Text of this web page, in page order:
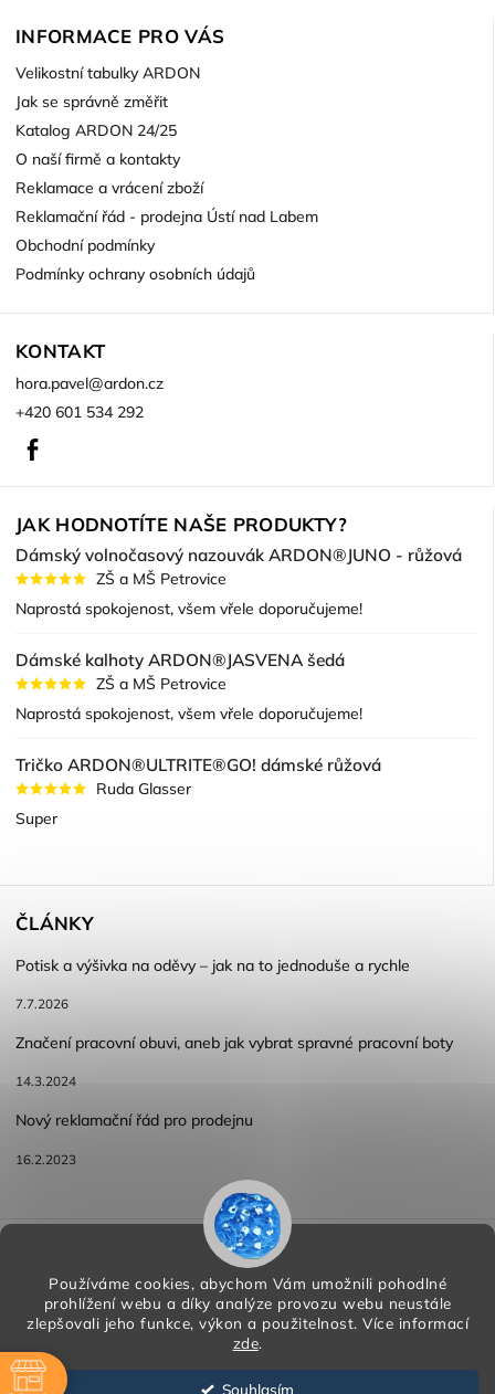
Používáme cookies, abychom Vám umožnili pohodlné
prohlížení webu a díky analýze provozu webu neustále
zlepšovali jeho funkce, výkon a použitelnost. Více informací
zde.
Souhlasím
INFORMACE PRO VÁS
Velikostní tabulky ARDON
Jak se správně změřit
Katalog ARDON 24/25
O naší firmě a kontakty
Reklamace a vrácení zboží
Reklamační řád - prodejna Ústí nad Labem
Obchodní podmínky
Podmínky ochrany osobních údajů
KONTAKT
hora.pavel@ardon.cz
+420 601 534 292
JAK HODNOTÍTE NAŠE PRODUKTY?
Dámský volnočasový nazouvák ARDON®JUNO - růžová
ZŠ a MŠ Petrovice
Naprostá spokojenost, všem vřele doporučujeme!
Dámské kalhoty ARDON®JASVENA šedá
ZŠ a MŠ Petrovice
Naprostá spokojenost, všem vřele doporučujeme!
Tričko ARDON®ULTRITE®GO! dámské růžová
Ruda Glasser
Super
ČLÁNKY
Potisk a výšivka na oděvy – jak na to jednoduše a rychle
7.7.2026
Značení pracovní obuvi, aneb jak vybrat spravné pracovní boty
14.3.2024
Nový reklamační řád pro prodejnu
16.2.2023
Reklamace a vracení zboží
Podmínky ochrany osobních údajů
Copyright 2026 HORA PP s.r.o.
Shoptet | Design